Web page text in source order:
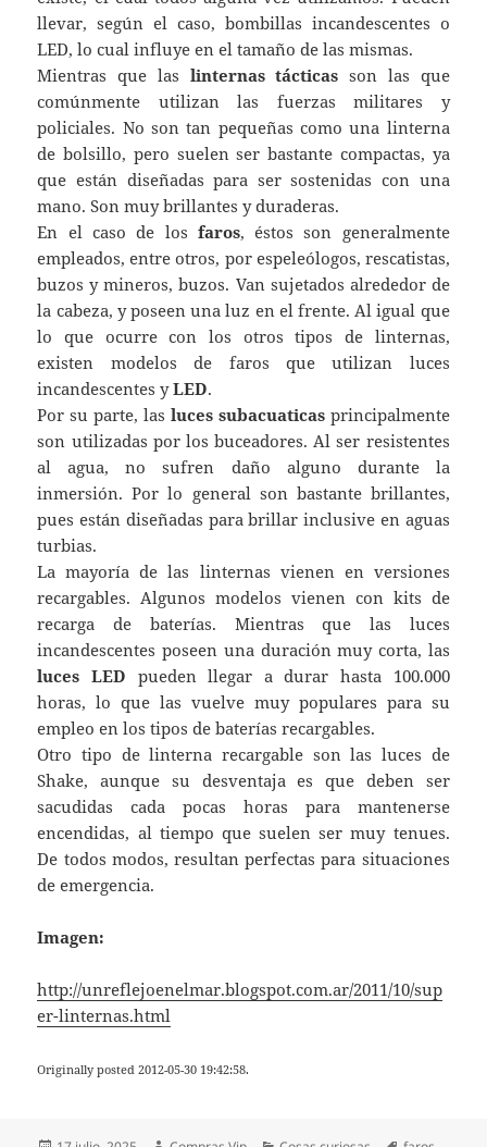
llevar, según el caso, bombillas incandescentes o
LED, lo cual influye en el tamaño de las mismas.
Mientras que las linternas tácticas son las que
comúnmente utilizan las fuerzas militares y
policiales. No son tan pequeñas como una linterna
de bolsillo, pero suelen ser bastante compactas, ya
que están diseñadas para ser sostenidas con una
mano. Son muy brillantes y duraderas.
En el caso de los faros, éstos son generalmente
empleados, entre otros, por espeleólogos, rescatistas,
buzos y mineros, buzos. Van sujetados alrededor de
la cabeza, y poseen una luz en el frente. Al igual que
lo que ocurre con los otros tipos de linternas,
existen modelos de faros que utilizan luces
incandescentes yLED.
Por su parte, las luces subacuaticasprincipalmente
son utilizadas por los buceadores. Al ser resistentes
al agua, no sufren daño alguno durante la
inmersión. Por lo general son bastante brillantes,
pues están diseñadas para brillar inclusive en aguas
turbias.
La mayoría de las linternas vienen en versiones
recargables. Algunos modelos vienen con kits de
recarga de baterías. Mientras que las luces
incandescentes poseen una duración muy corta, las
luces LED pueden llegar a durar hasta 100.000
horas, lo que las vuelve muy populares para su
empleo en los tipos de baterías recargables.
Otro tipo de linterna recargable son las luces de
Shake, aunque su desventaja es que deben ser
sacudidas cada pocas horas para mantenerse
encendidas, al tiempo que suelen ser muy tenues.
De todos modos, resultan perfectas para situaciones
de emergencia.
Imagen:
http://unreflejoenelmar.blogspot.com.ar/2011/10/sup
er-linternas.html
Originally posted 2012-05-30 19:42:58.